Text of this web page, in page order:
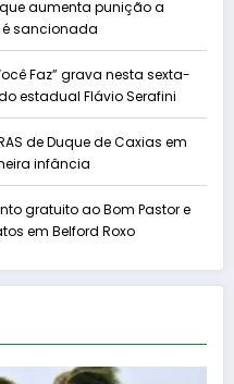
aumenta punição a
sancionada
Faz” grava nesta sexta-
estadual Flávio Serafini
de Duque de Caxias em
infância
gratuito ao Bom Pastor e
em Belford Roxo